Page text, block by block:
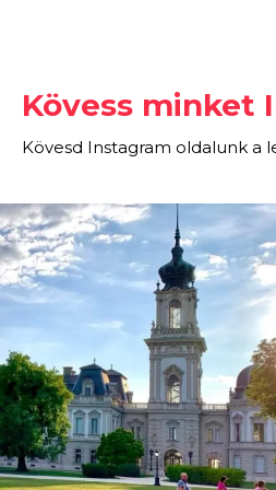
Kövess minket
Kövesd Instagram oldalunk a